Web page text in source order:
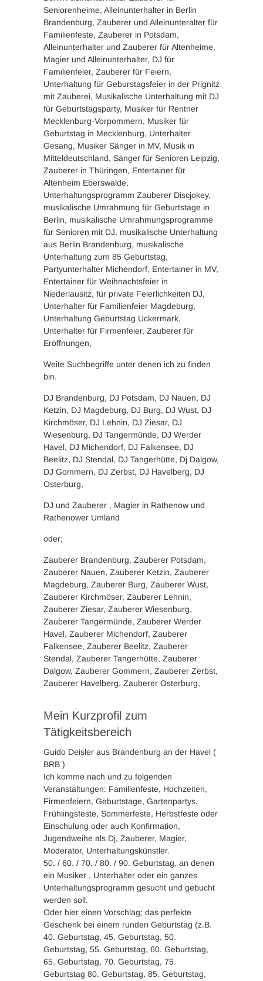
Seniorenheime, Alleinunterhalter in Berlin
Brandenburg, Zauberer und Alleinunteralter für
Familienfeste, Zauberer in Potsdam,
Alleinunterhalter und Zauberer für Altenheime,
Magier und Alleinunterhalter, DJ für
Familienfeier, Zauberer für Feiern,
Unterhaltung für Geburstagsfeier in der Prignitz
mit Zauberei, Musikalische Unterhaltung mit DJ
für Geburtstagsparty, Musiker für Rentner
Mecklenburg-Vorpommern, Musiker für
Geburtstag in Mecklenburg, Unterhalter
Gesang, Musiker Sänger in MV, Musik in
Mitteldeutschland, Sänger für Senioren Leipzig,
Zauberer in Thüringen, Entertainer für
Altenheim Eberswalde,
Unterhaltungsprogramm Zauberer Discjokey,
musikalische Umrahmung für Geburtstage in
Berlin, musikalische Umrahmungsprogramme
für Senioren mit DJ, musikalische Unterhaltung
aus Berlin Brandenburg, musikalische
Unterhaltung zum 85 Geburtstag,
Partyunterhalter Michendorf, Entertainer in MV,
Entertainer für Weihnachtsfeier in
Niederlausitz, für private Feierlichkeiten DJ,
Unterhalter für Familienfeier Magdeburg,
Unterhaltung Geburtstag Uckermark,
Unterhalter für Firmenfeier, Zauberer für
Eröffnungen,
Weite Suchbegriffe unter denen ich zu finden
bin.
DJ Brandenburg, DJ Potsdam, DJ Nauen, DJ
Ketzin, DJ Magdeburg, DJ Burg, DJ Wust, DJ
Kirchmöser, DJ Lehnin, DJ Ziesar, DJ
Wiesenburg, DJ Tangermünde, DJ Werder
Havel, DJ Michendorf, DJ Falkensee, DJ
Beelitz, DJ Stendal, DJ Tangerhütte, Dj Dalgow,
DJ Gommern, DJ Zerbst, DJ Havelberg, DJ
Osterburg,
DJ und Zauberer , Magier in Rathenow und
Rathenower Umland
oder;
Zauberer Brandenburg, Zauberer Potsdam,
Zauberer Nauen, Zauberer Ketzin, Zauberer
Magdeburg, Zauberer Burg, Zauberer Wust,
Zauberer Kirchmöser, Zauberer Lehnin,
Zauberer Ziesar, Zauberer Wiesenburg,
Zauberer Tangermünde, Zauberer Werder
Havel, Zauberer Michendorf, Zauberer
Falkensee, Zauberer Beelitz, Zauberer
Stendal, Zauberer Tangerhütte, Zauberer
Dalgow, Zauberer Gommern, Zauberer Zerbst,
Zauberer Havelberg, Zauberer Osterburg,
Mein Kurzprofil zum
Tätigkeitsbereich
Guido Deisler aus Brandenburg an der Havel (
BRB )
Ich komme nach und zu folgenden
Veranstaltungen: Familienfeste, Hochzeiten,
Firmenfeiern, Geburtstage, Gartenpartys,
Frühlingsfeste, Sommerfeste, Herbstfeste oder
Einschulung oder auch Konfirmation,
Jugendweihe als Dj, Zauberer, Magier,
Moderator, Unterhaltungskünstler.
50. / 60. / 70. / 80. / 90. Geburtstag, an denen
ein Musiker , Unterhalter oder ein ganzes
Unterhaltungsprogramm gesucht und gebucht
werden soll.
Oder hier einen Vorschlag; das perfekte
Geschenk bei einem runden Geburtstag (z.B.
40. Geburtstag, 45. Geburtstag, 50.
Geburtstag, 55. Geburtstag, 60. Geburtstag,
65. Geburtstag, 70. Geburtstag, 75.
Geburtstag 80. Geburtstag, 85. Geburtstag,